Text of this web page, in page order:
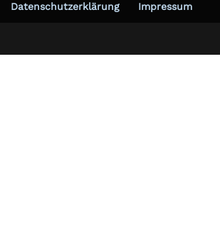
Datenschutzerklärung Impressum